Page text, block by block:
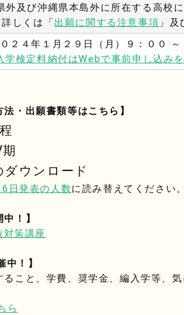
外及び沖縄県本島外に所在する高校
詳しくは「 出願に関する注意事項 」及
０２４年１月２９日（月）９：００
学検定料納付はWebで事前申し込み
法・出願書類等はこちら】
ダウンロード
日発表の人数に読み替えてください。
！】
策講座
中！】
ること、学費、奨学金、編入学等、
ら